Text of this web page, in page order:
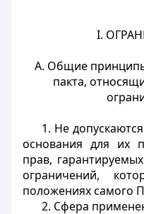
I.
A. Общие
пакта,
1. Не
основания для их
прав,
ограничений,
положениях самого
2. Сфера